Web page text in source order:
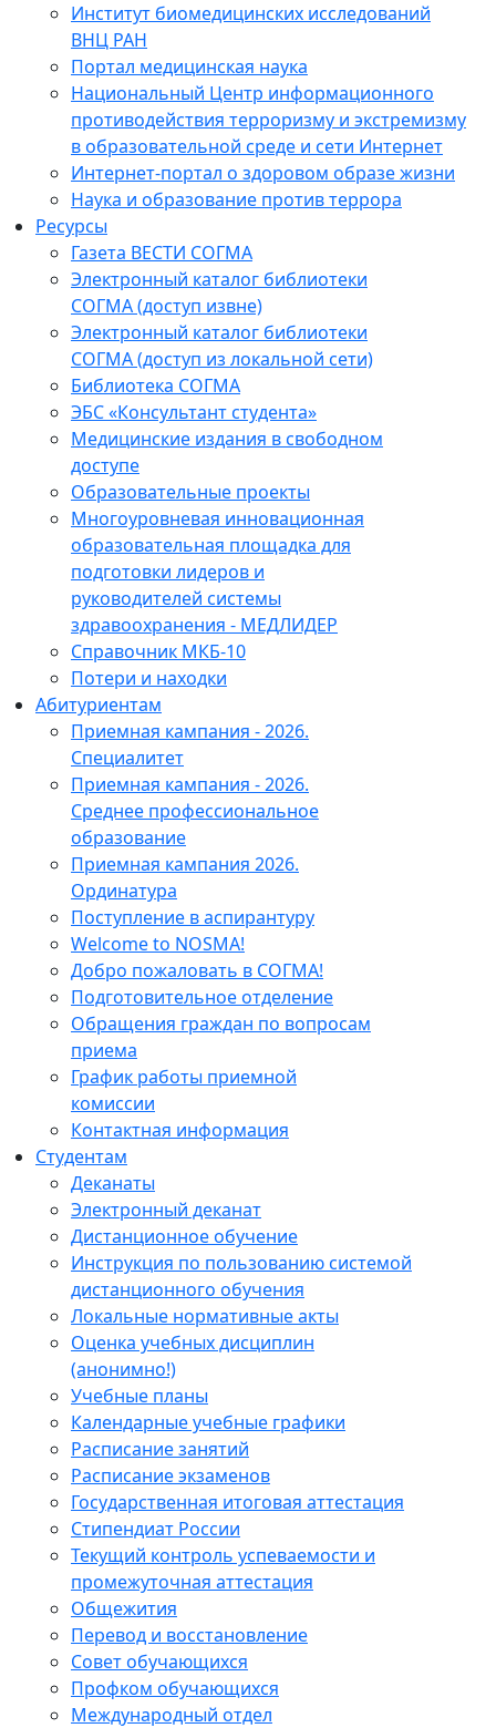
Институт биомедицинских исследований
ВНЦ РАН
Портал медицинская наука
Национальный Центр информационного
противодействия терроризму и экстремизму
в образовательной среде и сети Интернет
Интернет-портал о здоровом образе жизни
Наука и образование против террора
Ресурсы
Газета ВЕСТИ СОГМА
Электронный каталог библиотеки
СОГМА (доступ извне)
Электронный каталог библиотеки
СОГМА (доступ из локальной сети)
Библиотека СОГМА
ЭБС «Консультант студента»
Медицинские издания в свободном
доступе
Образовательные проекты
Многоуровневая инновационная
образовательная площадка для
подготовки лидеров и
руководителей системы
здравоохранения - МЕДЛИДЕР
Справочник МКБ-10
Потери и находки
Абитуриентам
Приемная кампания - 2026.
Специалитет
Приемная кампания - 2026.
Среднее профессиональное
образование
Приемная кампания 2026.
Ординатура
Поступление в аспирантуру
Welcome to NOSMA!
Добро пожаловать в СОГМА!
Подготовительное отделение
Обращения граждан по вопросам
приема
График работы приемной
комиссии
Контактная информация
Студентам
Деканаты
Электронный деканат
Дистанционное обучение
Инструкция по пользованию системой
дистанционного обучения
Локальные нормативные акты
Оценка учебных дисциплин
(анонимно!)
Учебные планы
Календарные учебные графики
Расписание занятий
Расписание экзаменов
Государственная итоговая аттестация
Стипендиат России
Текущий контроль успеваемости и
промежуточная аттестация
Общежития
Перевод и восстановление
Совет обучающихся
Профком обучающихся
Международный отдел